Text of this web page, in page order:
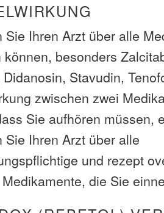
Sie Ihren Arzt über alle
können, besonders
Stavudin,
zwischen zwei
Sie aufhören müssen,
Sie Ihren Arzt über alle
und rezept
die Sie